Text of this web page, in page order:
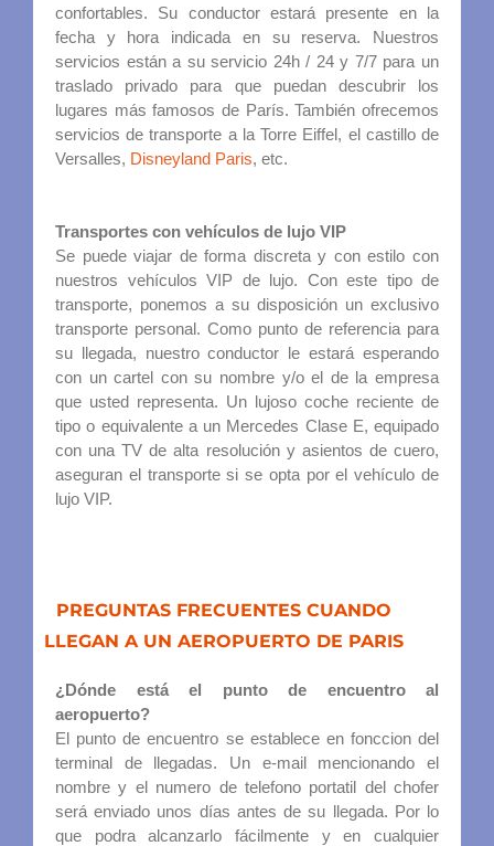
confortables. Su conductor estará presente en la
fecha y hora indicada en su reserva. Nuestros
servicios están a su servicio 24h / 24 y 7/7 para un
traslado privado para que puedan descubrir los
lugares más famosos de París. También ofrecemos
servicios de transporte a la Torre Eiffel, el castillo de
Versalles, Disneyland Paris, etc.
Transportes con vehículos de lujo VIP
Se puede viajar de forma discreta y con estilo con
nuestros vehículos VIP de lujo. Con este tipo de
transporte, ponemos a su disposición un exclusivo
transporte personal. Como punto de referencia para
su llegada, nuestro conductor le estará esperando
con un cartel con su nombre y/o el de la empresa
que usted representa. Un lujoso coche reciente de
tipo o equivalente a un Mercedes Clase E, equipado
con una TV de alta resolución y asientos de cuero,
aseguran el transporte si se opta por el vehículo de
lujo VIP.
PREGUNTAS FRECUENTES CUANDO
LLEGAN A UN AEROPUERTO DE PARIS
¿Dónde está el punto de encuentro al
aeropuerto?
El punto de encuentro se establece en fonccion del
terminal de llegadas. Un e-mail mencionando el
nombre y el numero de telefono portatil del chofer
será enviado unos días antes de su llegada. Por lo
que podra alcanzarlo fácilmente y en cualquier